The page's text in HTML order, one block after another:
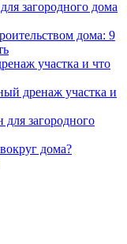
загородного дома
дома: 9
участка и что
дренаж участка и
для загородного
дома?